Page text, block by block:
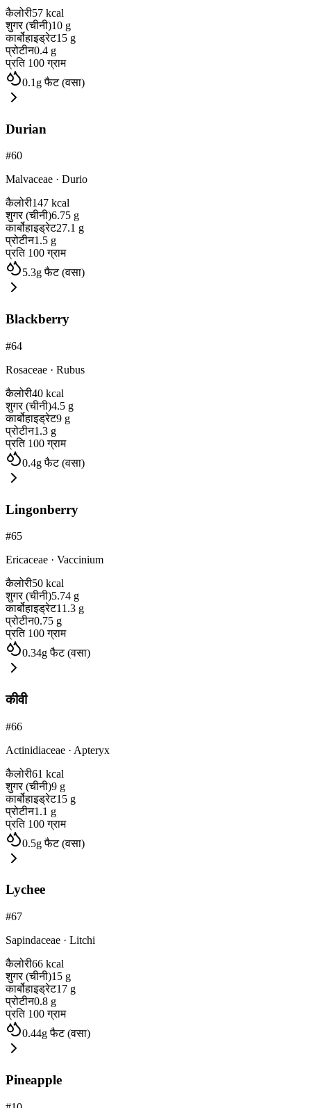
कैलोरी57 kcal
शुगर (चीनी)10 g
कार्बोहाइड्रेट15 g
प्रोटीन0.4 g
प्रति 100 ग्राम
0.1 gफैट (वसा)
Durian
#60
Malvaceae · Durio
कैलोरी147 kcal
शुगर (चीनी)6.75 g
कार्बोहाइड्रेट27.1 g
प्रोटीन1.5 g
प्रति 100 ग्राम
5.3gफैट (वसा)
Blackberry
#64
Rosaceae · Rubus
कैलोरी40 kcal
शुगर (चीनी)4.5 g
कार्बोहाइड्रेट9 g
प्रोटीन1.3 g
प्रति 100 ग्राम
0.4gफैट (वसा)
Lingonberry
#65
Ericaceae · Vaccinium
कैलोरी50 kcal
शुगर (चीनी)5.74 g
कार्बोहाइड्रेट11.3 g
प्रोटीन0.75 g
प्रति 100 ग्राम
0.34gफैट (वसा)
कीवी
#66
Actinidiaceae · Apteryx
कैलोरी61 kcal
शुगर (चीनी)9 g
कार्बोहाइड्रेट15 g
प्रोटीन1.1 g
प्रति 100 ग्राम
0.5gफैट (वसा)
Lychee
#67
Sapindaceae · Litchi
कैलोरी66 kcal
शुगर (चीनी)15 g
कार्बोहाइड्रेट17 g
प्रोटीन0.8 g
प्रति 100 ग्राम
0.44gफैट (वसा)
Pineapple